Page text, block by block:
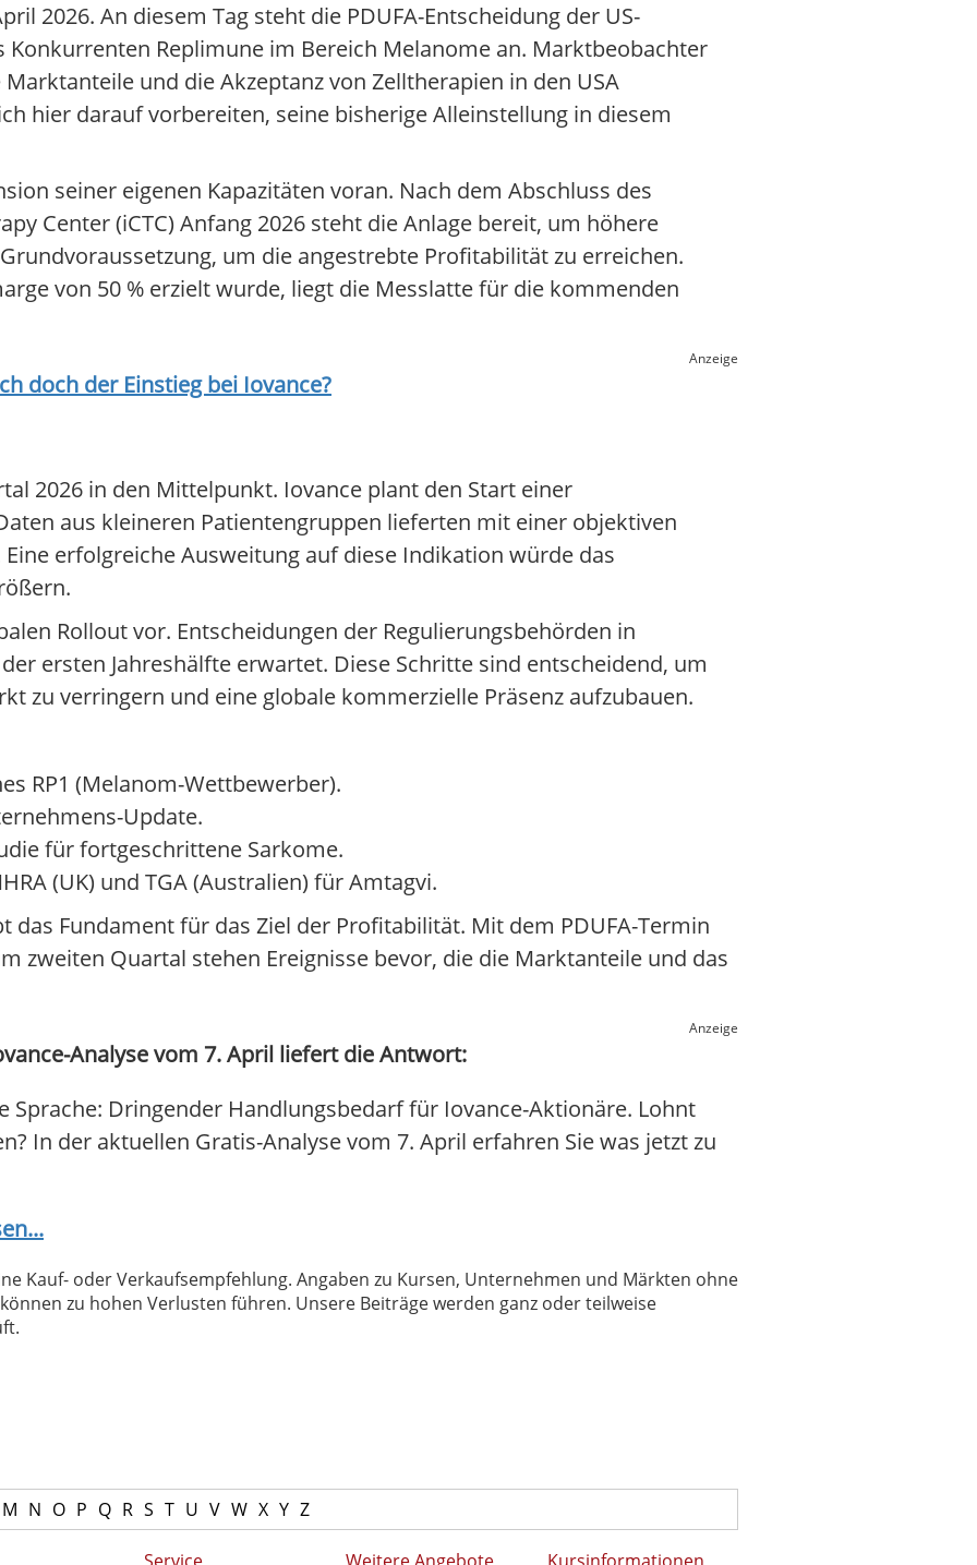
2026. An diesem Tag steht die PDUFA-Entscheidung der US-
Konkurrenten Replimune im Bereich Melanome an. Marktbeobachter
und die Akzeptanz von Zelltherapien in den USA
hier darauf vorbereiten, seine bisherige Alleinstellung in diesem
seiner eigenen Kapazitäten voran. Nach dem Abschluss des
Center (iCTC) Anfang 2026 steht die Anlage bereit, um höhere
um die angestrebte Profitabilität zu erreichen.
von 50 % erzielt wurde, liegt die Messlatte für die kommenden
Anzeige
doch der Einstieg bei Iovance?
2026 in den Mittelpunkt. Iovance plant den Start einer
aus kleineren Patientengruppen lieferten mit einer objektiven
erfolgreiche Ausweitung auf diese Indikation würde das
Rollout vor. Entscheidungen der Regulierungsbehörden in
ersten Jahreshälfte erwartet. Diese Schritte sind entscheidend, um
zu verringern und eine globale kommerzielle Präsenz aufzubauen.
RP1 (Melanom-Wettbewerber).
Update.
für fortgeschrittene Sarkome.
(UK) und TGA (Australien) für Amtagvi.
das Fundament für das Ziel der Profitabilität. Mit dem PDUFA-Termin
zweiten Quartal stehen Ereignisse bevor, die die Marktanteile und das
Anzeige
Analyse vom 7. April liefert die Antwort:
Sprache: Dringender Handlungsbedarf für Iovance-Aktionäre. Lohnt
In der aktuellen Gratis-Analyse vom 7. April erfahren Sie was jetzt zu
Kauf- oder Verkaufsempfehlung. Angaben zu Kursen, Unternehmen und Märkten ohne
zu hohen Verlusten führen. Unsere Beiträge werden ganz oder teilweise
M N O P Q R S T U V W X Y Z